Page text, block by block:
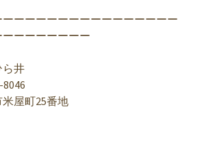
ーーーーーーーーーーーーーーー
ーーーーーーー
井
屋町25番地